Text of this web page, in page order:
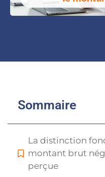
Sommaire
La distinction
montant brut
perçue